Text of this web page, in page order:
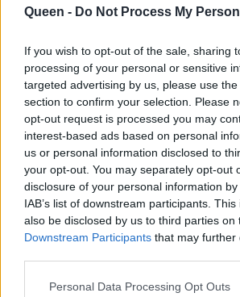
Queen - Do Not Process My
If you wish to opt-out of the sale, sharing
processing of your personal or sensitive
targeted advertising by us, please use
section to confirm your selection. Please
opt-out request is processed you may
interest-based ads based on personal
us or personal information disclosed to
your opt-out. You may separately opt-out
disclosure of your personal information
IAB’s list of downstream participants.
also be disclosed by us to third parties on
Downstream Participants that may further
Personal Data Processing Opt Outs